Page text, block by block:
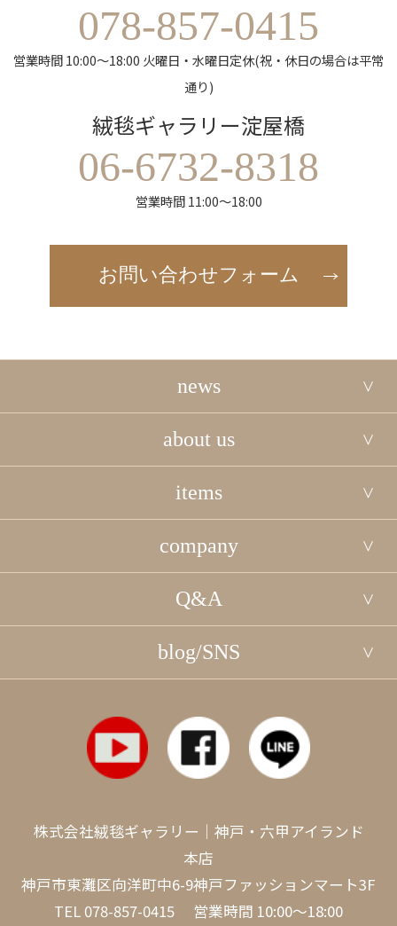
078-857-0415
営業時間 10:00～18:00 火曜日・水曜日定休(祝・休日の場合は平常
通り)
絨毯ギャラリー淀屋橋
06-6732-8318
営業時間 11:00～18:00
お問い合わせフォーム
news
about us
items
company
Q&A
blog/SNS
株式会社絨毯ギャラリー｜神戸・六甲アイランド
本店
神戸市東灘区向洋町中6-9神戸ファッションマート3F
TEL 078-857-0415 営業時間 10:00～18:00